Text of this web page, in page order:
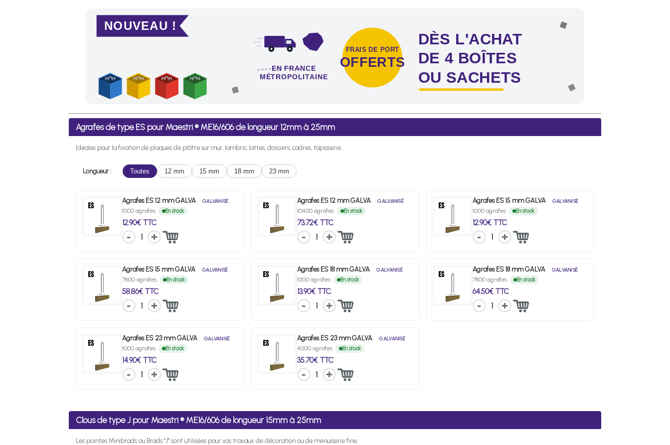
NOUVEAU !
EN FRANCE
MÉTROPOLITAINE
FRAIS DE PORT
OFFERTS
DÈS L'ACHAT
DE 4 BOÎTES
OU SACHETS
Frais de port offerts en France métropolitaine dès l'achat de 4 sachets ou boîtes d'agrafes ou de pointes !
Agrafes de type ES pour Maestri ® ME16/606 de longueur 12mm à 25mm
Idéales pour la fixation de plaques de plâtre sur mur, lambris, lattes, dossiers, cadres, tapisserie...
Longueur : Toutes 12 mm 15 mm 18 mm 23 mm
Agrafes ES 12 mm GALVA GALVANISÉ
1000 agrafes En stock
12.90€ TTC
1
Agrafes ES 12 mm GALVA GALVANISÉ
10400 agrafes En stock
73.72€ TTC
1
Agrafes ES 15 mm GALVA GALVANISÉ
1000 agrafes En stock
12.90€ TTC
1
Agrafes ES 15 mm GALVA GALVANISÉ
7800 agrafes En stock
58.86€ TTC
1
Agrafes ES 18 mm GALVA GALVANISÉ
1000 agrafes En stock
13.90€ TTC
1
Agrafes ES 18 mm GALVA GALVANISÉ
7800 agrafes En stock
64.50€ TTC
1
Agrafes ES 23 mm GALVA GALVANISÉ
1000 agrafes En stock
14.90€ TTC
1
Agrafes ES 23 mm GALVA GALVANISÉ
4000 agrafes En stock
35.70€ TTC
1
Clous de type J pour Maestri ® ME16/606 de longueur 15mm à 25mm
Les pointes Minibrads ou Brads "J" sont utilisées pour vos travaux de décoration ou de menuiserie fine.